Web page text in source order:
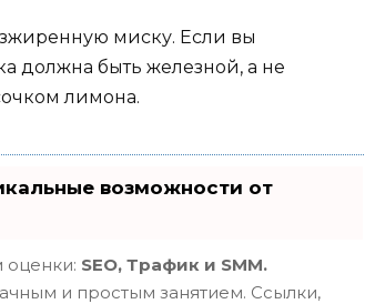
миску. Если вы
должна быть железной, а не
лимона.
возможности от
оценки: SEO, Трафик и SMM.
и простым занятием. Ссылки,